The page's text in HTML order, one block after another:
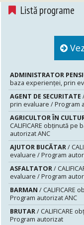
Listă programe
ADMINISTRATOR
baza experienței, prin
AGENT DE SECURITATE
prin evaluare / Program
AGRICULTOR ÎN
CALIFICARE obținută
autorizat ANC
AJUTOR BUCĂTAR/
evaluare / Program
ASFALTATOR/
evaluare / Program
BARMAN / CALIFICARE
Program autorizat ANC
BRUTAR/ CALIFICARE
Program autorizat